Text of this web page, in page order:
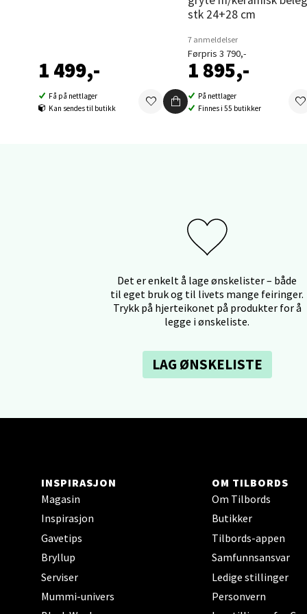
1 499,-
Få på nettlager
Kan sendes til butikk
stk 24+28 cm
7 anmeldelser
Førpris 3 790,-
1 895,-
På nettlager
Finnes i 55 butikker
Det er enkelt å lage ønskelister – både
til eget bruk og til livets mange feiringer.
Trykk på hjerteikonet på produkter for å
legge i ønskeliste.
LAG ØNSKELISTE
INSPIRASJON
Magasin
Inspirasjon
Gavetips
Bryllup
Serviser
Mummi-univers
OM TILBORDS
Om Tilbords
Butikker
Tilbords-appen
Samfunnsansvar
Ledige stillinger
Personvern
Åpent i
0 i
Ski
Ski
Åpent i
0 i